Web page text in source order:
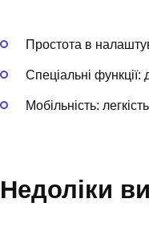
Простота в
Спеціальні функції:
Мобільність:
Недоліки